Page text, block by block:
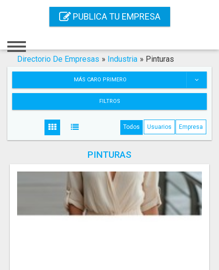
PUBLICA TU EMPRESA
Registro
Servicios SEO
Directorio De Empresas » Industria » Pinturas
MÁS CARO PRIMERO
FILTROS
Todos Usuarios Empresa
PINTURAS